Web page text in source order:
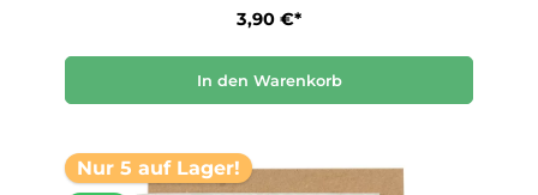
3,90 €*
In den Warenkorb
Nur 5 auf Lager!